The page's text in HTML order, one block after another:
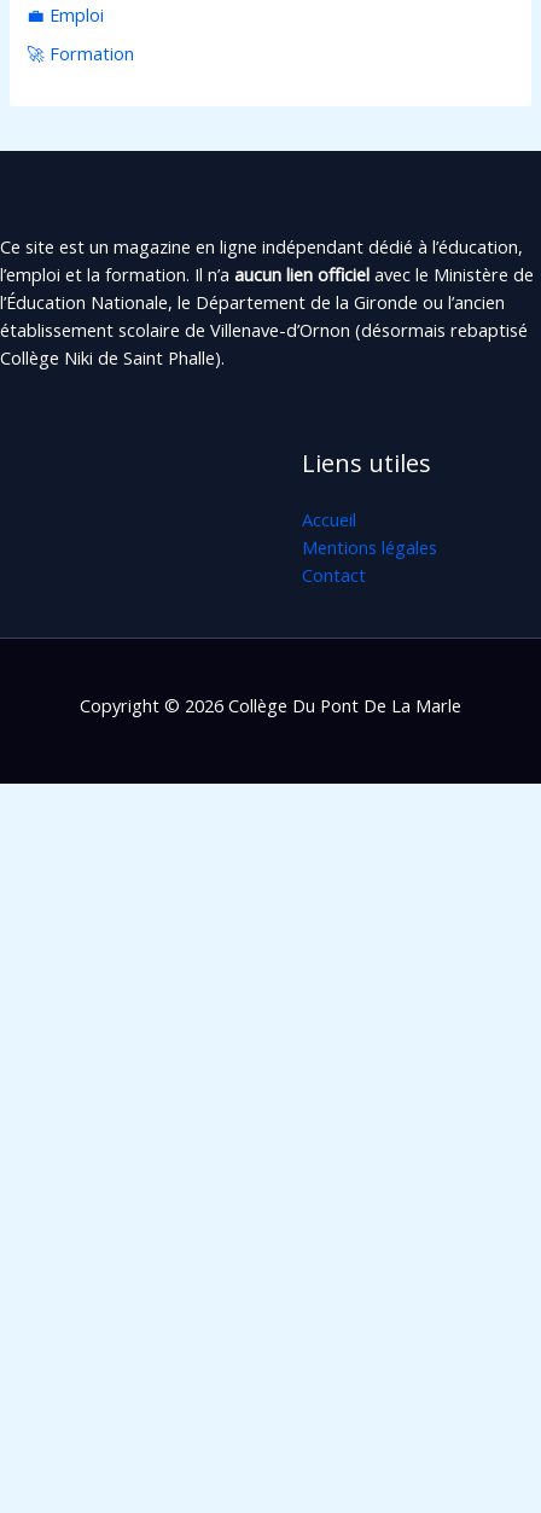
💼 Emploi
🚀 Formation
Ce site est un magazine en ligne indépendant dédié à l’éducation,
l’emploi et la formation. Il n’a aucun lien officiel avec le Ministère de
l’Éducation Nationale, le Département de la Gironde ou l’ancien
établissement scolaire de Villenave-d’Ornon (désormais rebaptisé
Collège Niki de Saint Phalle).
Liens utiles
Accueil
Mentions légales
Contact
Copyright © 2026 Collège Du Pont De La Marle